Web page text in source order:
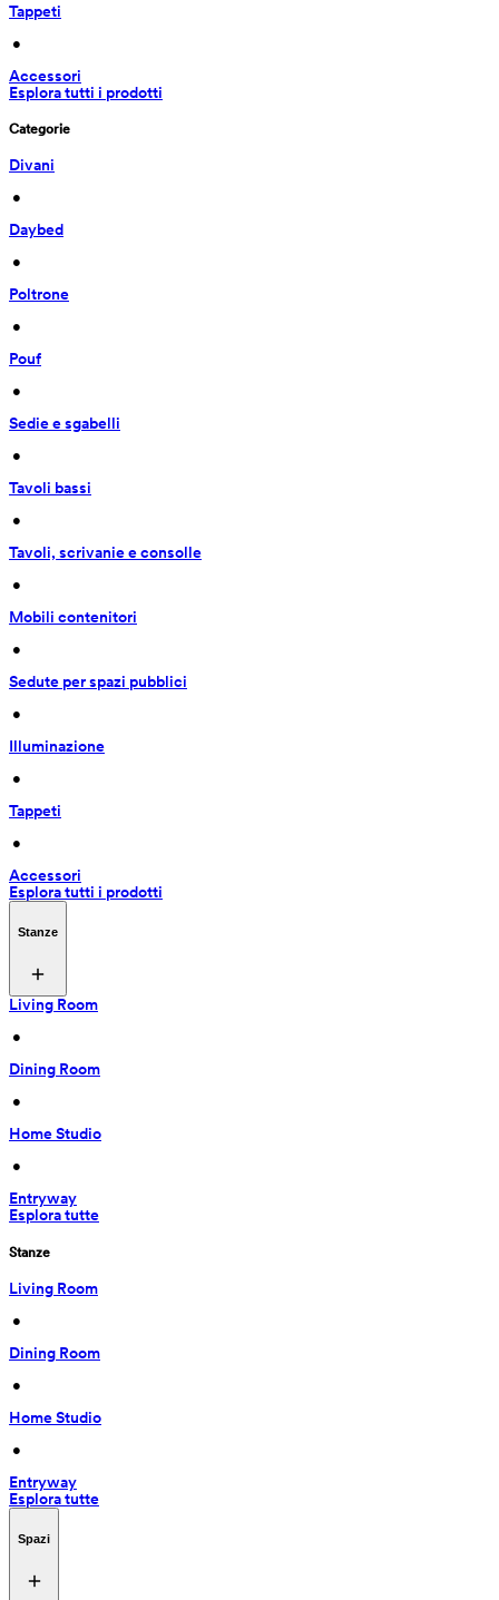
Tappeti
•
Accessori
Esplora tutti i prodotti
Categorie
Divani
•
Daybed
•
Poltrone
•
Pouf
•
Sedie e sgabelli
•
Tavoli bassi
•
Tavoli, scrivanie e consolle
•
Mobili contenitori
•
Sedute per spazi pubblici
•
Illuminazione
•
Tappeti
•
Accessori
Esplora tutti i prodotti
Stanze
Living Room
•
Dining Room
•
Home Studio
•
Entryway
Esplora tutte
Stanze
Living Room
•
Dining Room
•
Home Studio
•
Entryway
Esplora tutte
Spazi